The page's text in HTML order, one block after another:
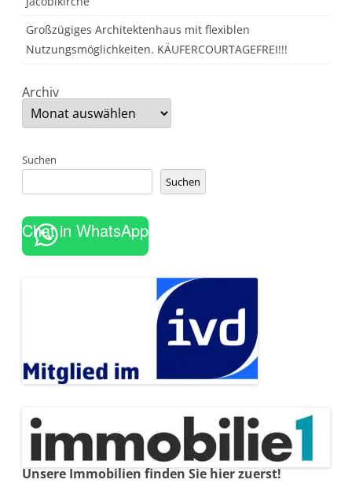
Großzügiges Architektenhaus mit flexiblen
Nutzungsmöglichkeiten. KÄUFERCOURTAGEFREI!!!
Archiv
Suchen
Suchen
Chat in WhatsApp
Unsere Immobilien finden Sie hier zuerst!